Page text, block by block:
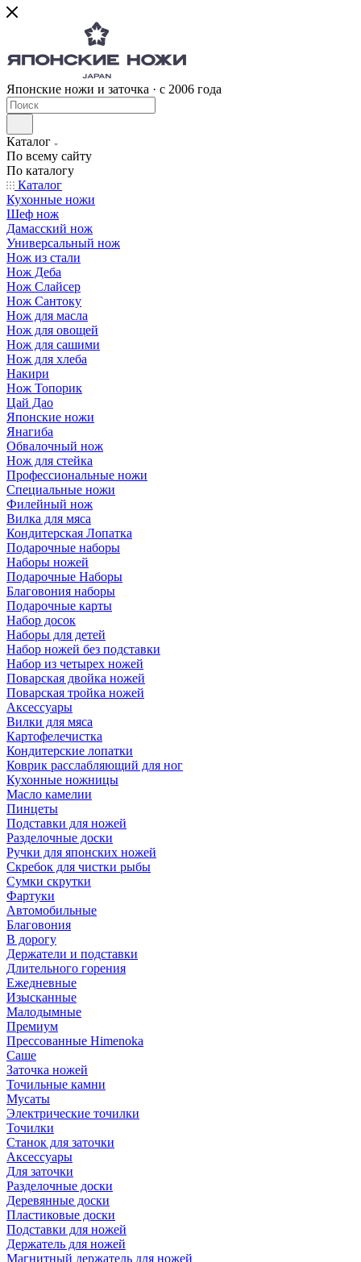
Японские ножи и заточка · с 2006 года
Каталог
По всему сайту
По каталогу
Каталог
Кухонные ножи
Шеф нож
Дамасский нож
Универсальный нож
Нож из стали
Нож Деба
Нож Слайсер
Нож Сантоку
Нож для масла
Нож для овощей
Нож для сашими
Нож для хлеба
Накири
Нож Топорик
Цай Дао
Японские ножи
Янагиба
Обвалочный нож
Нож для стейка
Профессиональные ножи
Специальные ножи
Филейный нож
Вилка для мяса
Кондитерская Лопатка
Подарочные наборы
Наборы ножей
Подарочные Наборы
Благовония наборы
Подарочные карты
Набор досок
Наборы для детей
Набор ножей без подставки
Набор из четырех ножей
Поварская двойка ножей
Поварская тройка ножей
Аксессуары
Вилки для мяса
Картофелечистка
Кондитерские лопатки
Коврик расслабляющий для ног
Кухонные ножницы
Масло камелии
Пинцеты
Подставки для ножей
Разделочные доски
Ручки для японских ножей
Скребок для чистки рыбы
Сумки скрутки
Фартуки
Автомобильные
Благовония
В дорогу
Держатели и подставки
Длительного горения
Ежедневные
Изысканные
Малодымные
Премиум
Прессованные Himenoka
Саше
Заточка ножей
Точильные камни
Мусаты
Электрические точилки
Точилки
Станок для заточки
Аксессуары
Для заточки
Разделочные доски
Деревянные доски
Пластиковые доски
Подставки для ножей
Держатель для ножей
Магнитный держатель для ножей